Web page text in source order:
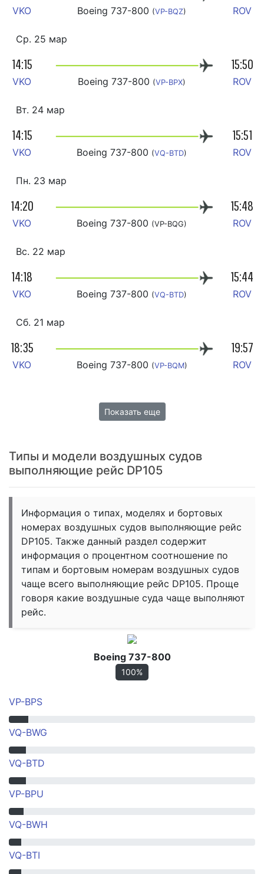
VKO Boeing 737-800 (VP-BQZ) ROV
Ср. 25 мар
14:15 15:50
VKO Boeing 737-800 (VP-BPX) ROV
Вт. 24 мар
14:15 15:51
VKO Boeing 737-800 (VQ-BTD) ROV
Пн. 23 мар
14:20 15:48
VKO Boeing 737-800 (VP-BQG) ROV
Вс. 22 мар
14:18 15:44
VKO Boeing 737-800 (VQ-BTD) ROV
Сб. 21 мар
18:35 19:57
VKO Boeing 737-800 (VP-BQM) ROV
Показать еще
Типы и модели воздушных судов
выполняющие рейс DP105
Информация о типах, моделях и бортовых
номерах воздушных судов выполняющие рейс
DP105. Также данный раздел содержит
информация о процентном соотношение по
типам и бортовым номерам воздушных судов
чаще всего выполняющие рейс DP105. Проще
говоря какие воздушные суда чаще выполняют
рейс.
Boeing 737-800
100%
VP-BPS
VQ-BWG
VQ-BTD
VP-BPU
VQ-BWH
VQ-BTI